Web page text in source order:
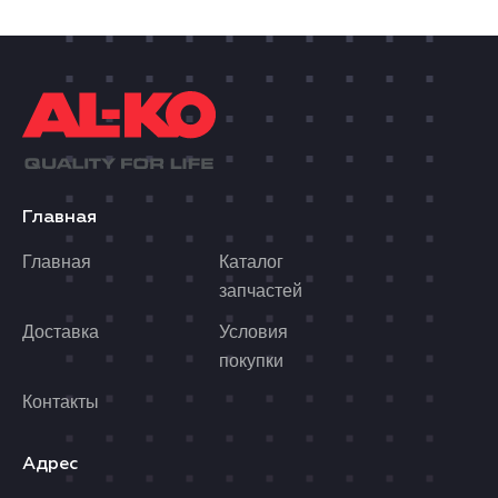
Главная
Главная
Каталог
запчастей
Доставка
Условия
покупки
Контакты
Адрес